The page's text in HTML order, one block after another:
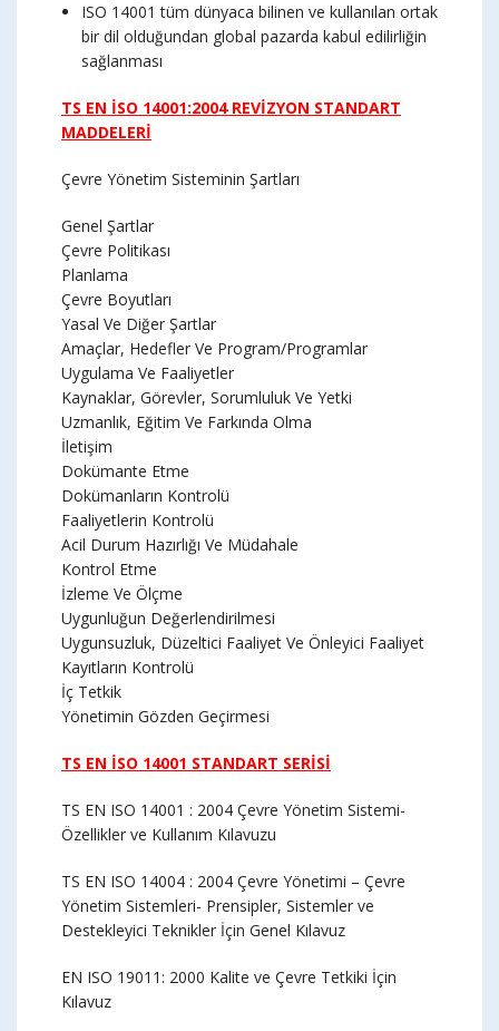
ISO 14001 tüm dünyaca bilinen ve kullanılan ortak
bir dil olduğundan global pazarda kabul edilirliğin
sağlanması
TS EN İSO 14001:2004 REVİZYON STANDART
MADDELERİ
Çevre Yönetim Sisteminin Şartları
Genel Şartlar
Çevre Politikası
Planlama
Çevre Boyutları
Yasal Ve Diğer Şartlar
Amaçlar, Hedefler Ve Program/Programlar
Uygulama Ve Faaliyetler
Kaynaklar, Görevler, Sorumluluk Ve Yetki
Uzmanlık, Eğitim Ve Farkında Olma
İletişim
Dokümante Etme
Dokümanların Kontrolü
Faaliyetlerin Kontrolü
Acil Durum Hazırlığı Ve Müdahale
Kontrol Etme
İzleme Ve Ölçme
Uygunluğun Değerlendirilmesi
Uygunsuzluk, Düzeltici Faaliyet Ve Önleyici Faaliyet
Kayıtların Kontrolü
İç Tetkik
Yönetimin Gözden Geçirmesi
TS EN İSO 14001 STANDART SERİSİ
TS EN ISO 14001 : 2004 Çevre Yönetim Sistemi-
Özellikler ve Kullanım Kılavuzu
TS EN ISO 14004 : 2004 Çevre Yönetimi – Çevre
Yönetim Sistemleri- Prensipler, Sistemler ve
Destekleyici Teknikler İçin Genel Kılavuz
EN ISO 19011: 2000 Kalite ve Çevre Tetkiki İçin
Kılavuz